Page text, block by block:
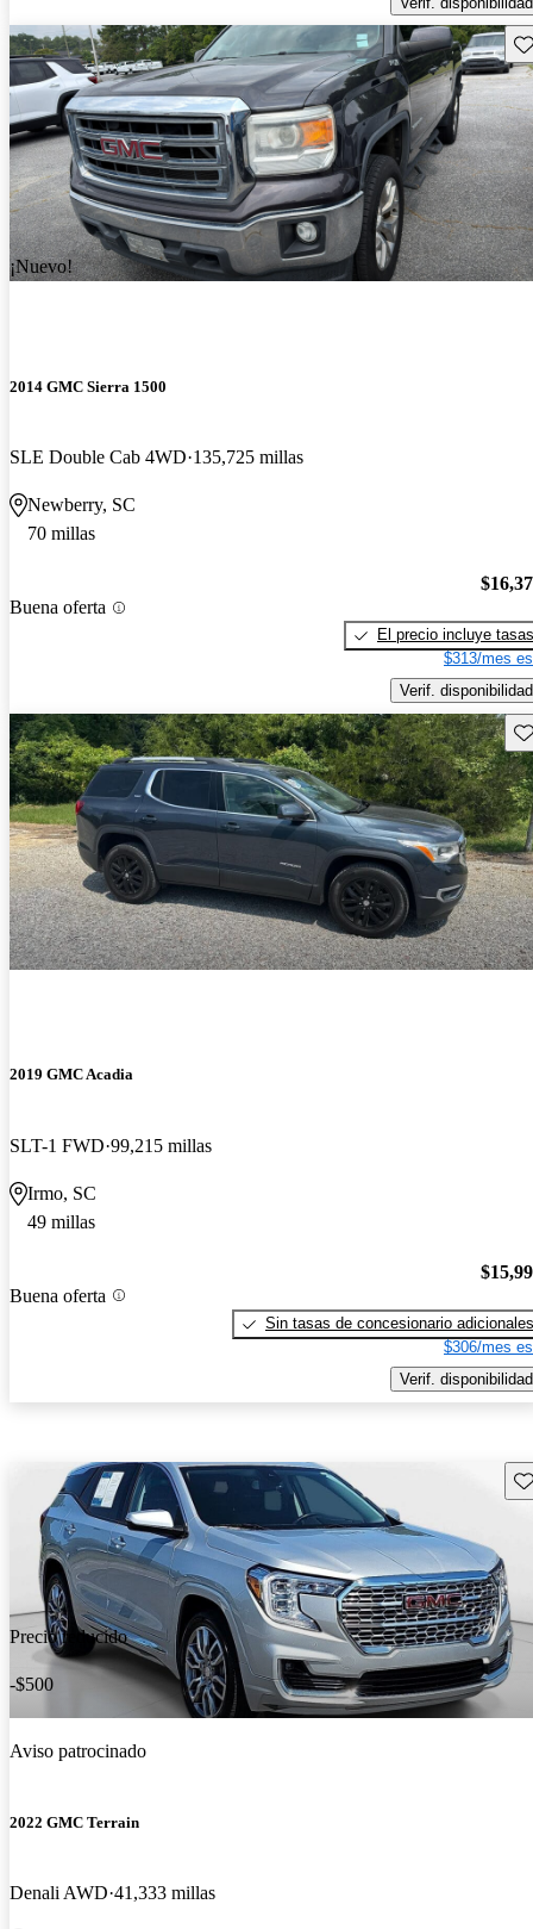
¡Nuevo!
2014 GMC Sierra 1500
SLE Double Cab 4WD 135,725 millas
Newberry, SC
70 millas
Buena oferta
El precio incluye tasas
$313/mes
Verif. disponibilidad
2019 GMC Acadia
SLT-1 FWD 99,215 millas
Irmo, SC
49 millas
Buena oferta
Sin tasas de concesionario adicionales
$306/mes
Verif. disponibilidad
Precio reducido
-$500
Aviso patrocinado
2022 GMC Terrain
Denali AWD 41,333 millas